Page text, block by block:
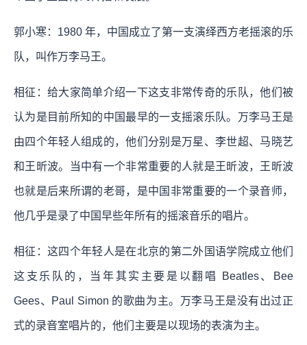
郭小寒：1980 年，中国成立了第一支演绎西方老摇滚的乐
队，叫作万李马王。
相征：给大家简单介绍一下这支非常传奇的乐队，他们被
认为是目前所知的中国最早的一支摇滚乐队。万李马王是
由四个年轻人组成的，他们分别是万星、李世超、马晓艺
和王昕波。当中有一个非常重要的人就是王昕波，王昕波
也就是后来所谓的老哥，是中国非常重要的一个录音师，
他几乎是录了中国早些年所有的摇滚音乐的唱片。
相征：这四个年轻人是在北京的第二外国语学院成立他们
这支乐队的，当年其实主要是以翻唱 Beatles、Bee
Gees、Paul Simon 的歌曲为主。万李马王是没有出过正
式的录音室唱片的，他们主要是以现场的表演为主。